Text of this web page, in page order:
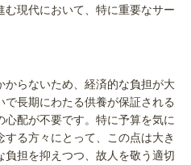
現代において、特に重要なサー
らないため、経済的な負担が大
長期にわたる供養が保証される
配が不要です。特に予算を気に
る方々にとって、この点は大き
担を抑えつつ、故人を敬う適切